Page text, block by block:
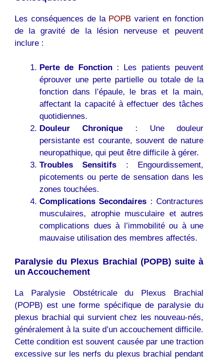
Les conséquences de la POPB varient en fonction
de la gravité de la lésion nerveuse et peuvent
inclure :
Perte de Fonction: Les patients peuvent
éprouver une perte partielle ou totale de la
fonction dans l’épaule, le bras et la main,
affectant la capacité à effectuer des tâches
quotidiennes.
Douleur Chronique : Une douleur
persistante est courante, souvent de nature
neuropathique, qui peut être difficile à gérer.
Troubles Sensitifs : Engourdissement,
picotements ou perte de sensation dans les
zones touchées.
Complications Secondaires : Contractures
musculaires, atrophie musculaire et autres
complications dues à l’immobilité ou à une
mauvaise utilisation des membres affectés.
Paralysie du Plexus Brachial (POPB) suite à
un Accouchement
La Paralysie Obstétricale du Plexus Brachial
(POPB) est une forme spécifique de paralysie du
plexus brachial qui survient chez les nouveau-nés,
généralement à la suite d’un accouchement difficile.
Cette condition est souvent causée par une traction
excessive sur les nerfs du plexus brachial pendant